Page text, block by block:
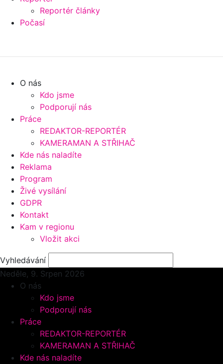
Reportér články
Počasí
O nás
Kdo jsme
Podporují nás
Práce
REDAKTOR-REPORTÉR
KAMERAMAN A STŘIHAČ
Kde nás naladíte
Reklama
Program
Živé vysílání
GDPR
Kontakt
Kam v regionu
Vložit akci
Vyhledávání
Neděle, 9. Srpen 2026
O nás
Kdo jsme
Podporují nás
Práce
REDAKTOR-REPORTÉR
KAMERAMAN A STŘIHAČ
Kde nás naladíte